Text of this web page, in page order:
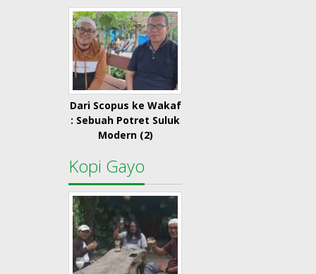
Dari Scopus ke Wakaf
: Sebuah Potret Suluk
Modern (2)
Kopi Gayo